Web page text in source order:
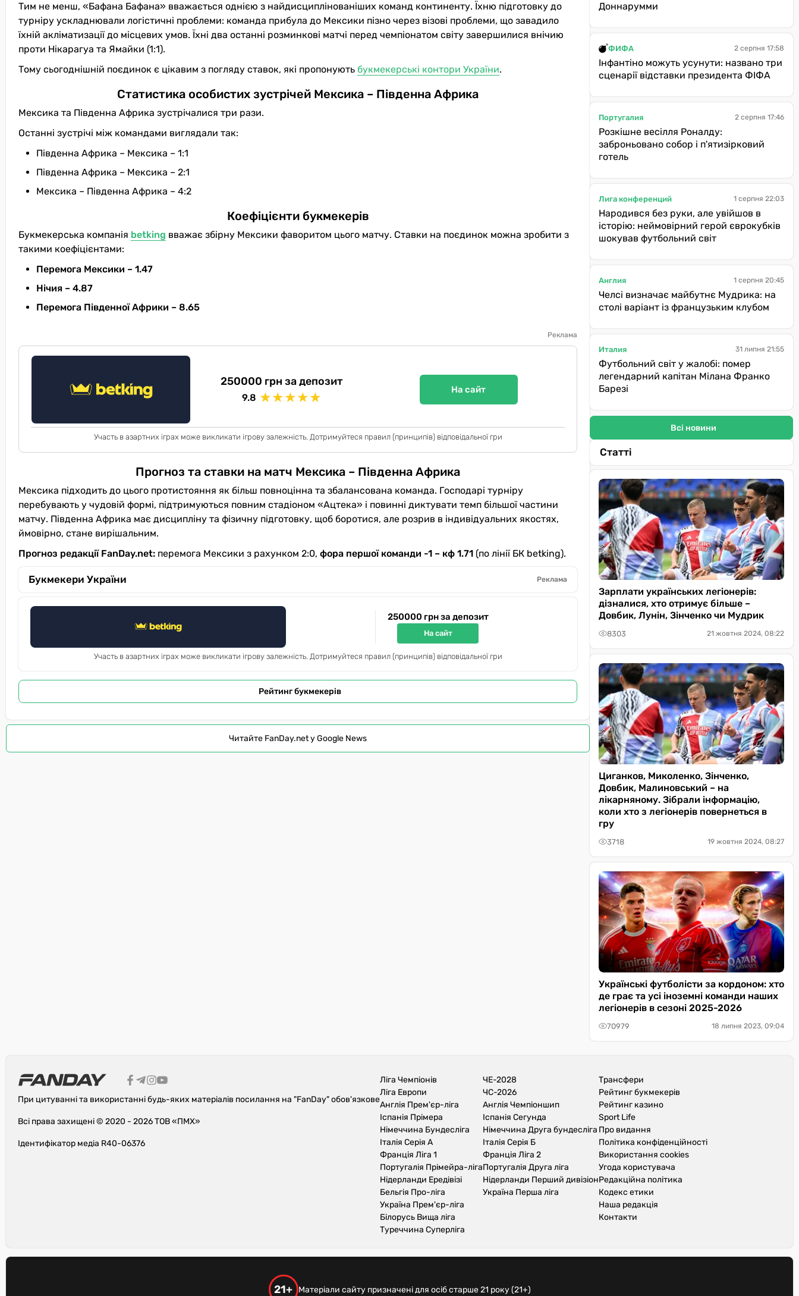
Тим не менш, «Бафана Бафана» вважається однією з найдисциплінованіших команд континенту. Їхню підготовку до
турніру ускладнювали логістичні проблеми: команда прибула до Мексики пізно через візові проблеми, що завадило
їхній акліматизації до місцевих умов. Їхні два останні розминкові матчі перед чемпіонатом світу завершилися внічию
проти Нікарагуа та Ямайки (1:1).
Тому сьогоднішній поєдинок є цікавим з погляду ставок, які пропонують букмекерські контори України.
Статистика особистих зустрічей Мексика – Південна Африка
Мексика та Південна Африка зустрічалися три рази.
Останні зустрічі між командами виглядали так:
Південна Африка – Мексика – 1:1
Південна Африка – Мексика – 2:1
Мексика – Південна Африка – 4:2
Коефіцієнти букмекерів
Букмекерська компанія betking вважає збірну Мексики фаворитом цього матчу. Ставки на поєдинок можна зробити з
такими коефіцієнтами:
Перемога Мексики – 1.47
Нічия – 4.87
Перемога Південної Африки – 8.65
Реклама
250000 грн за депозит
9.8 ★★★★★ На сайт
Участь в азартних іграх може викликати ігрову залежність. Дотримуйтеся правил (принципів) відповідальної гри
Прогноз та ставки на матч Мексика – Південна Африка
Мексика підходить до цього протистояння як більш повноцінна та збалансована команда. Господарі турніру
перебувають у чудовій формі, підтримуються повним стадіоном «Ацтека» і повинні диктувати темп більшої частини
матчу. Південна Африка має дисципліну та фізичну підготовку, щоб боротися, але розрив в індивідуальних якостях,
ймовірно, стане вирішальним.
Прогноз редакції FanDay.net: перемога Мексики з рахунком 2:0, фора першої команди -1 – кф 1.71 (по лінії БК betking).
Букмекери України Реклама
250000 грн за депозит
На сайт
Участь в азартних іграх може викликати ігрову залежність. Дотримуйтеся правил (принципів) відповідальної гри
Рейтинг букмекерів
Читайте FanDay.net у Google News
Доннарумми
ФИФА 2 серпня 17:58
Інфантіно можуть усунути: названо три
сценарії відставки президента ФІФА
Португалия 2 серпня 17:46
Розкішне весілля Роналду:
заброньовано собор і п'ятизірковий
готель
Лига конференций 1 серпня 22:03
Народився без руки, але увійшов в
історію: неймовірний герой єврокубків
шокував футбольний світ
Англия 1 серпня 20:45
Челсі визначає майбутнє Мудрика: на
столі варіант із французьким клубом
Италия 31 липня 21:55
Футбольний світ у жалобі: помер
легендарний капітан Мілана Франко
Барезі
Всі новини
Статті
Зарплати українських легіонерів:
дізналися, хто отримує більше –
Довбик, Лунін, Зінченко чи Мудрик
8303 21 жовтня 2024, 08:22
Циганков, Миколенко, Зінченко,
Довбик, Малиновський – на
лікарняному. Зібрали інформацію,
коли хто з легіонерів повернеться в
гру
3718 19 жовтня 2024, 08:27
Українські футболісти за кордоном: хто
де грає та усі іноземні команди наших
легіонерів в сезоні 2025-2026
70979 18 липня 2023, 09:04
При цитуванні та використанні будь-яких матеріалів посилання на "FanDay" обов'язкове
Всі права захищені © 2020 - 2026 ТОВ «ПМХ»
Ідентифікатор медіа R40-06376
Ліга Чемпіонів
Ліга Европи
Англія Прем'єр-ліга
Іспанія Прімера
Німеччина Бундесліга
Італія Серія А
Франція Ліга 1
Португалія Прімейра-ліга
Нідерланди Ередівізі
Бельгія Про-ліга
Україна Прем'єр-ліга
Білорусь Вища ліга
Туреччина Суперліга
ЧЕ-2028
ЧС-2026
Англія Чемпіоншип
Іспанія Сегунда
Німеччина Друга бундесліга
Італія Серія Б
Франція Ліга 2
Португалія Друга ліга
Нідерланди Перший дивізіон
Україна Перша ліга
Трансфери
Рейтинг букмекерів
Рейтинг казино
Sport Life
Про видання
Політика конфіденційності
Використання cookies
Угода користувача
Редакційна політика
Кодекс етики
Наша редакція
Контакти
21+ Матеріали сайту призначені для осіб старше 21 року (21+)